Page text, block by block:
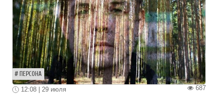
ПЕРСОНА
687
12:08 | 29 июля